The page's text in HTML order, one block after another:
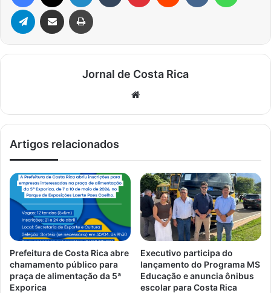
Telegram Compartilhar via e-mail Imprimir
Jornal de Costa Rica
Artigos relacionados
Prefeitura de Costa Rica abre
chamamento público para
praça de alimentação da 5ª
Exporica
Executivo participa do
lançamento do Programa MS
Educação e anuncia ônibus
escolar para Costa Rica